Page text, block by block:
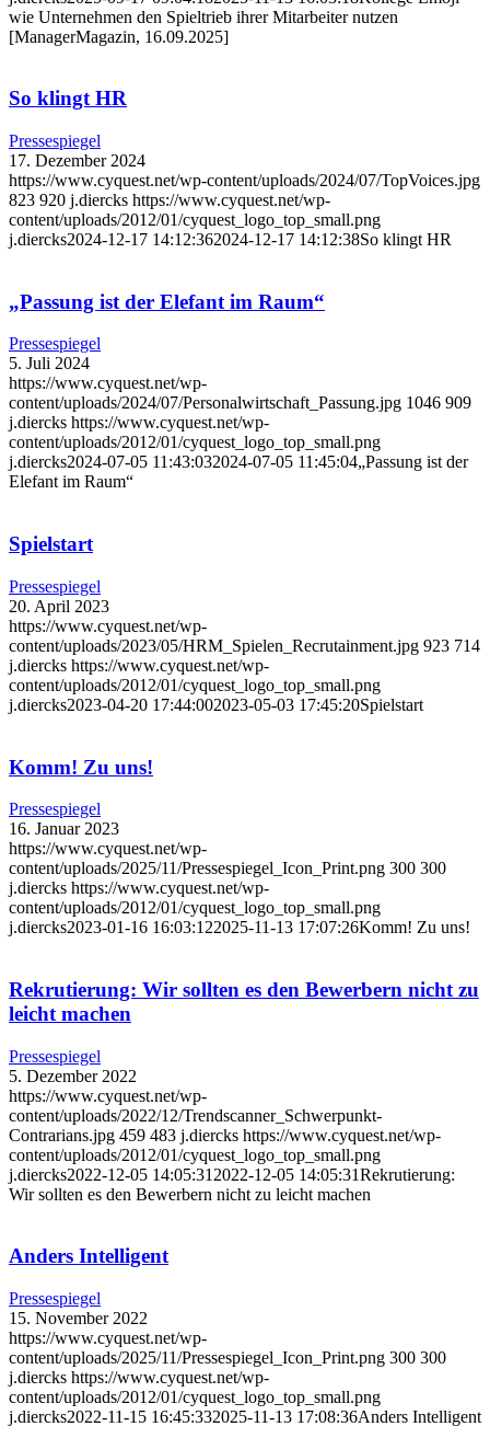
wie Unternehmen den Spieltrieb ihrer Mitarbeiter nutzen
[ManagerMagazin, 16.09.2025]
So klingt HR
Pressespiegel
17. Dezember 2024
https://www.cyquest.net/wp-content/uploads/2024/07/TopVoices.jpg
823 920 j.diercks https://www.cyquest.net/wp-
content/uploads/2012/01/cyquest_logo_top_small.png
j.diercks2024-12-17 14:12:362024-12-17 14:12:38So klingt HR
„Passung ist der Elefant im Raum“
Pressespiegel
5. Juli 2024
https://www.cyquest.net/wp-
content/uploads/2024/07/Personalwirtschaft_Passung.jpg 1046 909
j.diercks https://www.cyquest.net/wp-
content/uploads/2012/01/cyquest_logo_top_small.png
j.diercks2024-07-05 11:43:032024-07-05 11:45:04„Passung ist der
Elefant im Raum“
Spielstart
Pressespiegel
20. April 2023
https://www.cyquest.net/wp-
content/uploads/2023/05/HRM_Spielen_Recrutainment.jpg 923 714
j.diercks https://www.cyquest.net/wp-
content/uploads/2012/01/cyquest_logo_top_small.png
j.diercks2023-04-20 17:44:002023-05-03 17:45:20Spielstart
Komm! Zu uns!
Pressespiegel
16. Januar 2023
https://www.cyquest.net/wp-
content/uploads/2025/11/Pressespiegel_Icon_Print.png 300 300
j.diercks https://www.cyquest.net/wp-
content/uploads/2012/01/cyquest_logo_top_small.png
j.diercks2023-01-16 16:03:122025-11-13 17:07:26Komm! Zu uns!
Rekrutierung: Wir sollten es den Bewerbern nicht zu
leicht machen
Pressespiegel
5. Dezember 2022
https://www.cyquest.net/wp-
content/uploads/2022/12/Trendscanner_Schwerpunkt-
Contrarians.jpg 459 483 j.diercks https://www.cyquest.net/wp-
content/uploads/2012/01/cyquest_logo_top_small.png
j.diercks2022-12-05 14:05:31 2022-12-05 14:05:31Rekrutierung:
Wir sollten es den Bewerbern nicht zu leicht machen
Anders Intelligent
Pressespiegel
15. November 2022
https://www.cyquest.net/wp-
content/uploads/2025/11/Pressespiegel_Icon_Print.png 300 300
j.diercks https://www.cyquest.net/wp-
content/uploads/2012/01/cyquest_logo_top_small.png
j.diercks2022-11-15 16:45:332025-11-13 17:08:36Anders Intelligent